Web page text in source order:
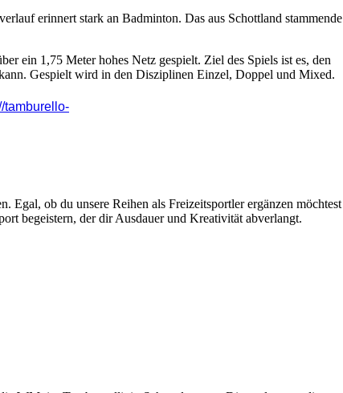
erinnert stark an Badminton. Das aus Schottland stammende
ein 1,75 Meter hohes Netz gespielt. Ziel des Spiels ist es, den
Gespielt wird in den Disziplinen Einzel, Doppel und Mixed.
tamburello-
ob du unsere Reihen als Freizeitsportler ergänzen möchtest
begeistern, der dir Ausdauer und Kreativität abverlangt.